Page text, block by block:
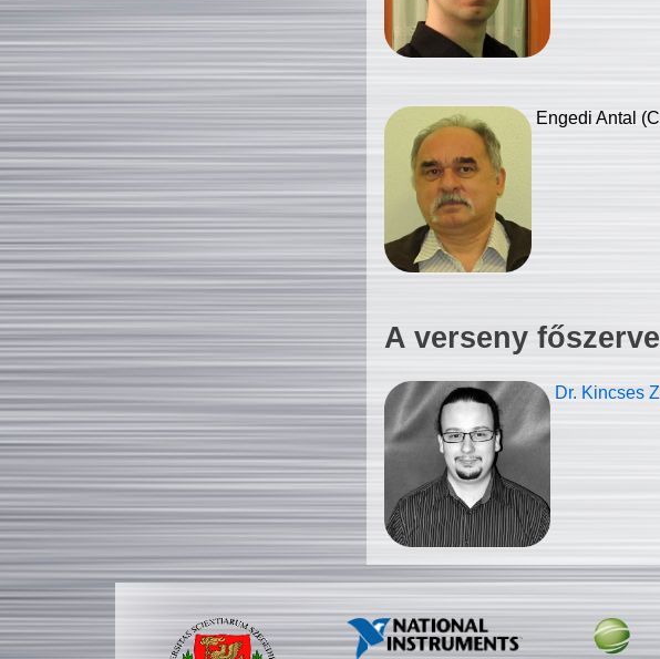
Engedi Antal
A verseny
Dr. Kincses